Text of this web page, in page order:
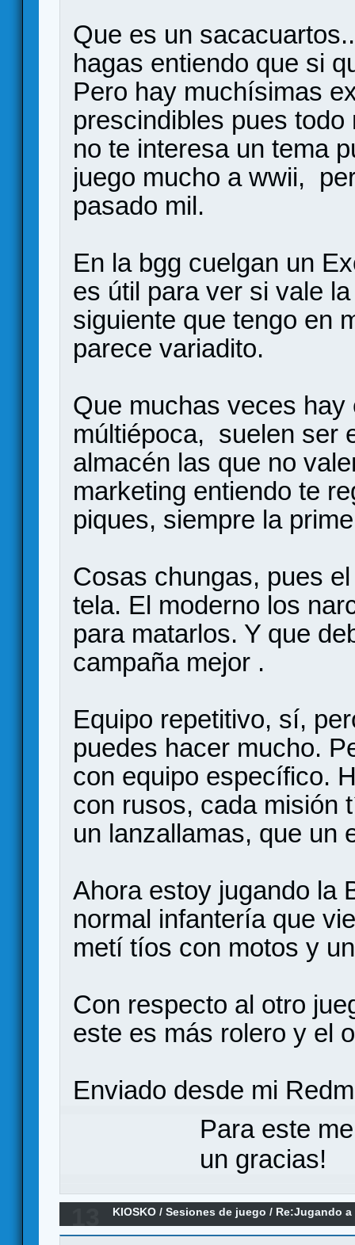
Que es un
hagas entiendo que si
Pero hay muchísimas
prescindibles pues
no te interesa un tema
juego mucho a wwii,
pasado mil.
En la bgg cuelgan un
es útil para ver si vale
siguiente que tengo en
parece variadito.
Que muchas veces
múltiépoca, suelen ser
almacén las que no
marketing entiendo te
piques, siempre la
Cosas chungas, pues
tela. El moderno los
para matarlos. Y que
campaña mejor .
Equipo repetitivo, sí,
puedes hacer mucho.
con equipo específico.
con rusos, cada misión
un lanzallamas, que un
Ahora estoy jugando la
normal infantería que
metí tíos con motos y
Con respecto al otro
este es más rolero y el
Enviado desde mi
Para este
un gracias!
KIOSKO /Sesiones de juego / Re:Jugando